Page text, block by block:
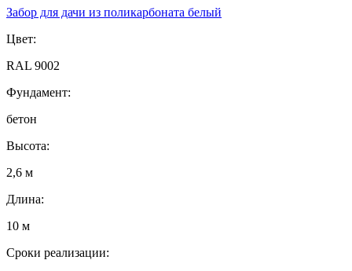
Забор для дачи из поликарбоната белый
Цвет:
RAL 9002
Фундамент:
бетон
Высота:
2,6 м
Длина:
10 м
Сроки реализации: